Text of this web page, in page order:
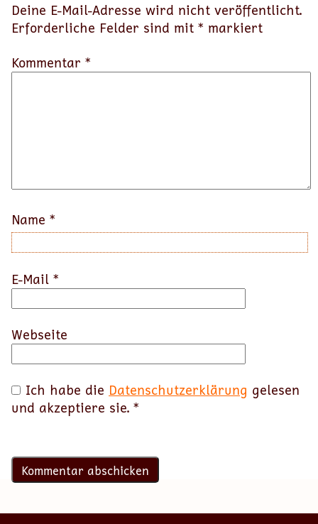
Deine E-Mail-Adresse wird nicht veröffentlicht.
Erforderliche Felder sind mit * markiert
Kommentar *
Name *
E-Mail *
Webseite
Ich habe die Datenschutzerklärung gelesen
und akzeptiere sie. *